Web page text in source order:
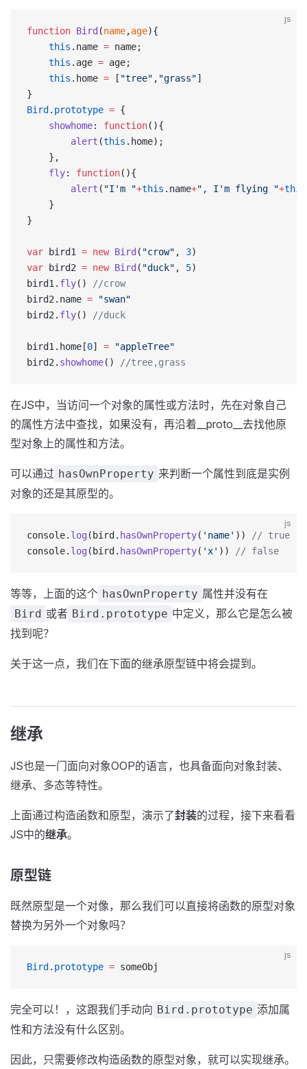
js
function Bird (name,age){
    this
.name = name;
    this
.age = age;
    this
.home = [ "tree" , "grass"]
}
Bird . prototype = {
    showhome
: function(){
        alert
(this .home);
    },
    fly
: function(){
        alert
( "I'm "+this .name+", I'm flying "+this
    }
}
var bird1 = new Bird ( "crow" , 3)
var bird2 = new Bird ( "duck" , 5)
bird1. fly()
//crow
bird2.name = "swan"
bird2. fly() //duck
bird1.home[0] = "appleTree"
bird2. showhome() //tree,grass
在JS中，当访问一个对象的属性或方法时，先在对象自己
的属性方法中查找，如果没有，再沿着__proto__去找他原
型对象上的属性和方法。
可以通过 hasOwnProperty 来判断一个属性到底是实例
对象的还是其原型的。
js
console. log (bird. hasOwnProperty( 'name' ))
// true
console. log (bird. hasOwnProperty( 'x' )) // false
等等，上面的这个 hasOwnProperty 属性并没有在
Bird 或者 Bird.prototype 中定义，那么它是怎么被
找到呢？
关于这一点，我们在下面的继承原型链中将会提到。
继承
JS也是一门面向对象OOP的语言，也具备面向对象封装、
继承、多态等特性。
上面通过构造函数和原型，演示了封装的过程，接下来看看
JS中的继承。
原型链
既然原型是一个对像，那么我们可以直接将函数的原型对象
替换为另外一个对象吗？
js
Bird . prototype = someObj
完全可以！，这跟我们手动向 Bird.prototype 添加属
性和方法没有什么区别。
因此，只需要修改构造函数的原型对象，就可以实现继承。